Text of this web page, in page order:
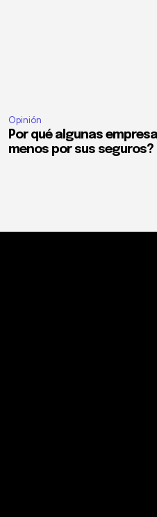
Opinión
Por qué algunas
menos por sus seguros?